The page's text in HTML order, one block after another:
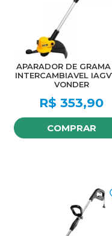
APARADOR DE GRAMA
INTERCAMBIAVEL
VONDER
R$ 353,90
COMPRAR